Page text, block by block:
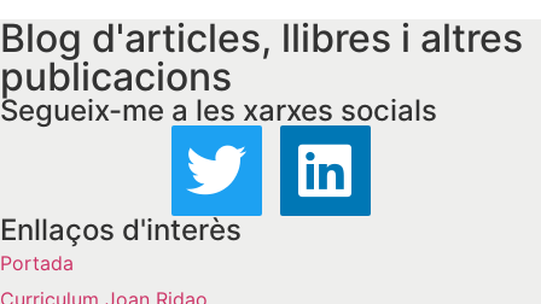
Blog d'articles, llibres i altres
publicacions
Segueix-me a les xarxes socials
Enllaços d'interès
Portada
Curriculum Joan Ridao